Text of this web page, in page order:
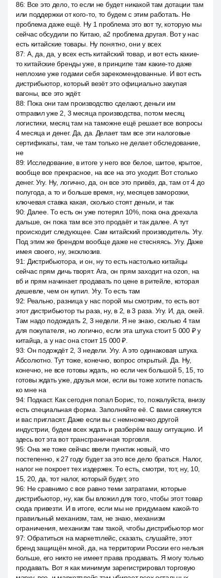
86: Все это дело, то если не будет никакой там дотации там
или поддержки от кого-то, то будем с этим работать. Не
проблема даже ещё. Ну 1 проблема это вот ту, которую мы
сейчас обсудили по Китаю, a2 проблема другая. Вот у нас
есть китайские товары. Ну понятно, они у всех
87: А, да, да, у всех есть китайский товар, и вот есть какие-
то китайские бренды уже, в принципе там какие-то даже
неплохие уже годами себя зарекомендованные. И вот есть
дистрибьютор, который везёт это официально закупая
вагоны, все это ждёт.
88: Пока они там производство сделают, деньги им
отправил уже 2, 3 месяца производства, потом месяц
логистики, месяц там на таможне ещё решает все вопросы
4 месяца и денег. Да, да. Делает там все эти налоговые
сертификаты, там, че там только не делает обследование,
не
89: Исследование, в итоге у него все белое, шитое, крытое,
вообще все прекрасное, на все на это уходит. Вот столько
денег. Угу. Ну, логично, да, он все это привёз, да, там от 4 до
полугода, а то и больше время, ну, месяцев заморозки,
ключевая ставка какая, сколько стоят деньги, и так
90: Далее. То есть он уже потерял 10%, пока она доехала
дальше, он пока там все это продаёт и так далее. А тут
происходит следующее. Сам китайский производитель. Угу.
Под этим же брендом вообще даже не стесняясь. Угу. Даже
имея своего, ну, эксклюзив.
91: Дистрибьютора, и он, ну то есть настолько китайцы
сейчас прям дичь творят. Ага, он прям заходит на ozon, на
вб и прям начинает продавать по цене в ритейле, которая
дешевле, чем он купил. Угу. То есть там
92: Реально, разница у нас порой мы смотрим, то есть вот
этот дистрибьютор ты раза, ну, в 2, в 3 раза. Угу. И, да, окей.
Там надо подождать 2, 3 недели. Я не знаю, сколько 4 там
для покупателя, но логично, если эта штука стоит 5 000 ₽ у
китайца, а у нас она стоит 15 000 ₽.
93: Он подождёт 2, 3 недели. Угу. А это одинаковая штука.
Абсолютно. Тут тоже, конечно, вопрос открытый. Да. Ну,
конечно, не все готовы ждать, но если чек большой 5, 15, то
готовы ждать уже, друзья мои, если вы тоже хотите попасть
ко мне на
94: Подкаст. Как сегодня попал Борис, то, пожалуйста, внизу
есть специальная форма. Заполняйте её. С вами свяжутся
и вас пригласят. Даже если вы с немножечко другой
индустрии, будем всех ждать и разберём вашу ситуацию. И
здесь вот эта вот трансграничная торговля.
95: Она же тоже сейчас ввели пунктик новый, что
постепенно, к 27 году будет за это все дело браться. Налог,
налог не покроет тех издержек. То есть, смотри, тот, ну, 10,
15, 20, да, тот налог, который будет, это
96: Не сравнимо с все равно теми затратами, которые
дистрибьютор, ну, как бы вложил для того, чтобы этот товар
сюда привезти. И в итоге, если мы не придумаем какой-то
правильный механизм, там, не знаю, механизм
ограничения, механизм там такой, чтобы дистрибьютор мог
97: Обратиться на маркетплейс, сказать, слушайте, этот
бренд защищён мной, да, на территории России его нельзя
больше, его никто не имеет права продавать. Я могу только
продавать. Вот я как минимум зарегистрировал торговую